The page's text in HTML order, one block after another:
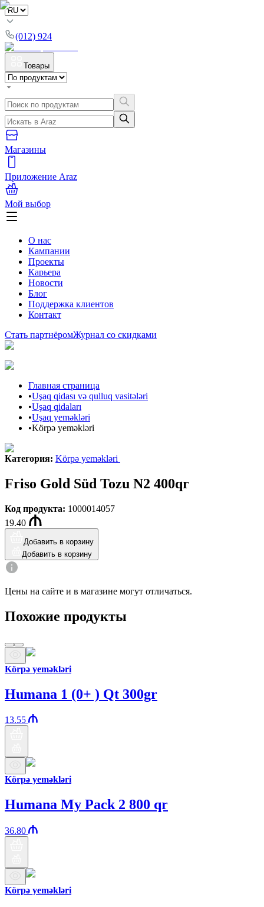
(012) 924
Товары
Магазины
Приложение Araz
Мой выбор
О нас
Кампании
Проекты
Карьера
Новости
Блог
Поддержка клиентов
Контакт
Стать партнёромЖурнал со скидками
Главная страница
•Uşaq qidası və qulluq vasitələri
•Uşaq qidaları
•Uşaq yeməkləri
•Körpə yeməkləri
Категория: Körpə yeməkləri
Friso Gold Süd Tozu N2 400qr
Код продукта: 1000014057
19.40
Добавить в корзину
Добавить в корзину
Цены на сайте и в магазине могут отличаться.
Похожие продукты
Körpə yeməkləri
Humana 1 (0+ ) Qt 300gr
13.55
Körpə yeməkləri
Humana My Pack 2 800 qr
36.80
Körpə yeməkləri